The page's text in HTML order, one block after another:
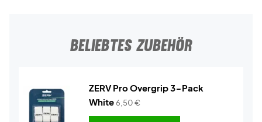
BELIEBTES ZUBEHÖR
ZERV Pro Overgrip 3-Pack
White6,50€